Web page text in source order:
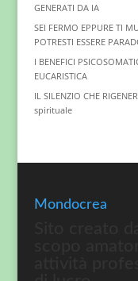
GENERATI DA IA
SEI FERMO EPPURE TI
POTRESTI ESSERE
I BENEFICI
EUCARISTICA
IL SILENZIO CHE
spirituale
Mondocrea